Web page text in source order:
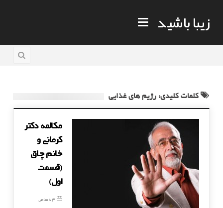
زیبا باشید
کلمات کلیدی: رژیم های غذایی
مکالمه دکتر
کرمانی و
خانم چاق
(قسمت
اول)
3 دسامبر,